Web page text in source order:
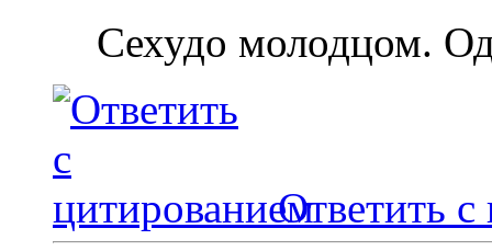
Сехудо молодцом.
Ответить с